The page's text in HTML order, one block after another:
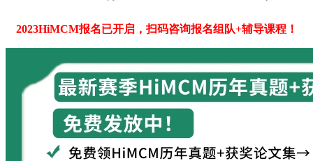
2023HiMCM报名已开启，扫码咨询报名组队+辅导课程！